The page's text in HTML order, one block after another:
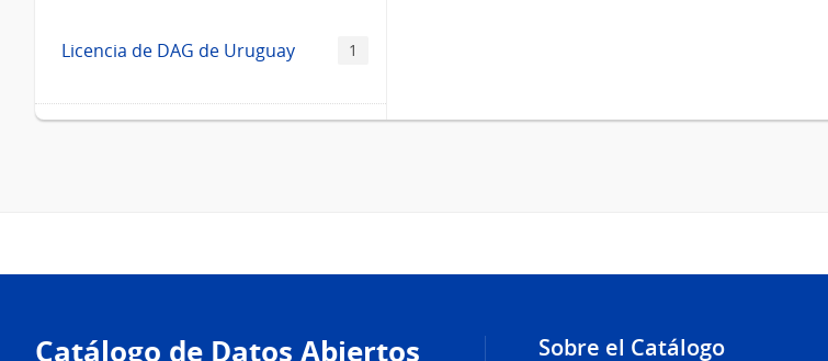
Licencia de DAG de Uruguay 1
Catálogo de Datos Abiertos Sobre el Catálogo